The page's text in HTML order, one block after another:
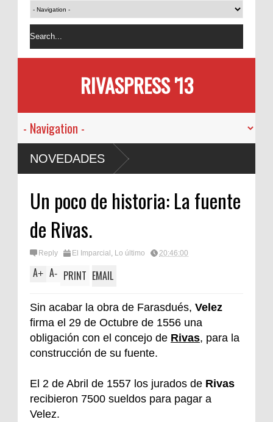
RIVASPRESS '13
NOVEDADES
Un poco de historia: La fuente
de Rivas.
Reply El Imparcial , Lo último 20:46:00
A+ A- PRINT EMAIL
Sin acabar la obra de Farasdués, Velez
firma el 29 de Octubre de 1556 una
obligación con el concejo de Rivas, para la
construcción de su fuente.
El 2 de Abril de 1557 los jurados de Rivas
recibieron 7500 sueldos para pagar a
Velez.